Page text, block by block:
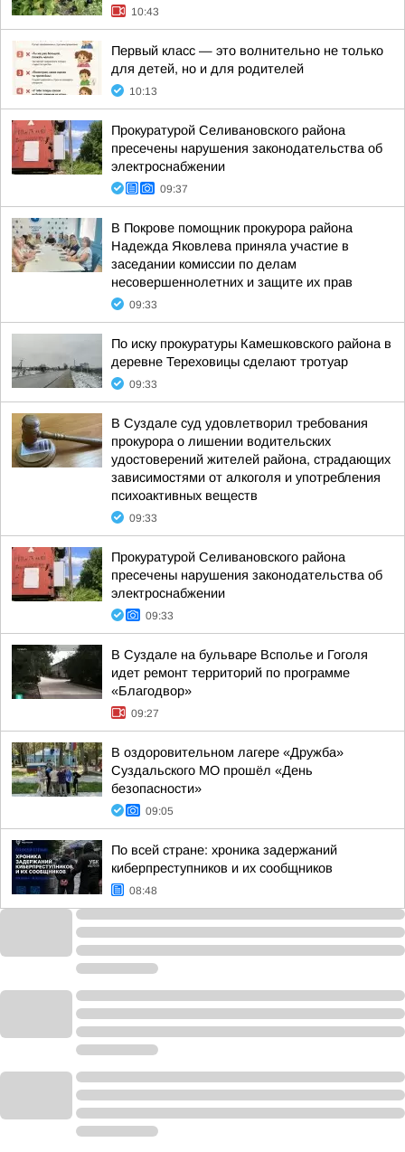
10:43
Первый класс — это волнительно не только
для детей, но и для родителей
10:13
Прокуратурой Селивановского района
пресечены нарушения законодательства об
электроснабжении
09:37
В Покрове помощник прокурора района
Надежда Яковлева приняла участие в
заседании комиссии по делам
несовершеннолетних и защите их прав
09:33
По иску прокуратуры Камешковского района в
деревне Тереховицы сделают тротуар
09:33
В Суздале суд удовлетворил требования
прокурора о лишении водительских
удостоверений жителей района, страдающих
зависимостями от алкоголя и употребления
психоактивных веществ
09:33
Прокуратурой Селивановского района
пресечены нарушения законодательства об
электроснабжении
09:33
В Суздале на бульваре Всполье и Гоголя
идет ремонт территорий по программе
«Благодвор»
09:27
В оздоровительном лагере «Дружба»
Суздальского МО прошёл «День
безопасности»
09:05
По всей стране: хроника задержаний
киберпреступников и их сообщников
08:48